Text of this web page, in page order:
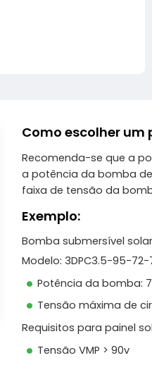
Como escolher um
Recomenda-se que a
a potência da bomba
faixa de tensão da
Exemplo:
Bomba submersível
Modelo: 3DPC3.5-95-72-
Potência da bomba:
Tensão máxima de
Requisitos para painel
Tensão VMP > 90v